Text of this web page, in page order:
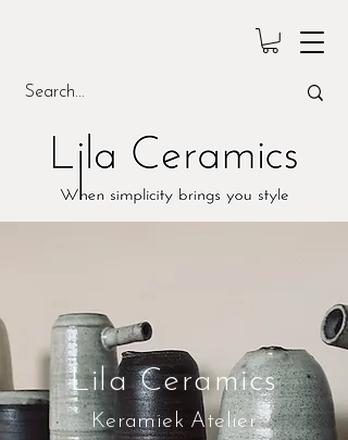
Lila Ceramics
Keramiek Atelier